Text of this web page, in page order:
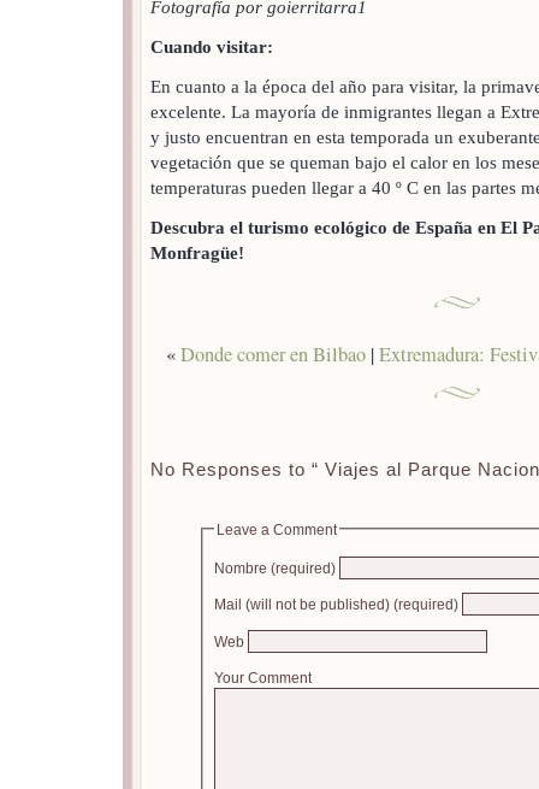
Fotografía por goierritarra1
Cuando visitar:
En cuanto a la época del año para visitar, la
excelente. La mayoría de inmigrantes llegan a
y justo encuentran en esta temporada un
vegetación que se queman bajo el calor en los
temperaturas pueden llegar a 40 º C en las partes
Descubra el turismo ecológico de España en El
Monfragüe!
«Donde comer en Bilbao|Extremadura:
No Responses to “ Viajes al Parque
Leave a Comment
Nombre (required)
Mail (will not be published) (required)
Web
Your Comment